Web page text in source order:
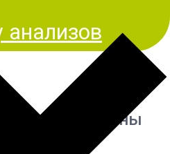
анализов
антигены